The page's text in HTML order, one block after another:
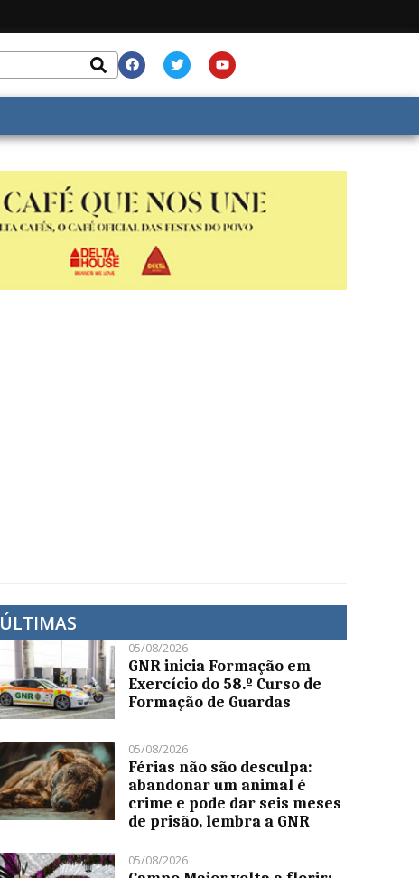
ÚLTIMAS
05/08/2026
GNR inicia Formação em
Exercício do 58.º Curso de
Formação de Guardas
05/08/2026
Férias não são desculpa:
abandonar um animal é
crime e pode dar seis meses
de prisão, lembra a GNR
05/08/2026